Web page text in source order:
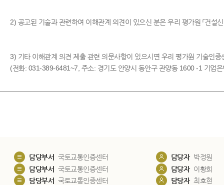
2) 공고된 기술과 관련하여 이해관계 의견이 있으신 분은 우리 평가원 「건설
3) 기타 이해관계 의견 제출 관련 의문사항이 있으시면 우리 평가원 기술인
(전화: 031-389-6481~7, 주소: 경기도 안양시 동안구 관양동 1600 -1 기업
담당부서 국토교통인증센터 담당자 박정원
담당부서 국토교통인증센터 담당자 이황희
담당부서 국토교통인증센터 담당자 최호현